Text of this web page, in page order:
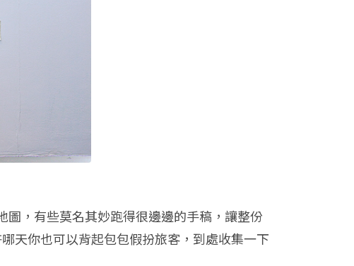
，有些莫名其妙跑得很邊邊的手稿，讓整份
天你也可以背起包包假扮旅客，到處收集一下